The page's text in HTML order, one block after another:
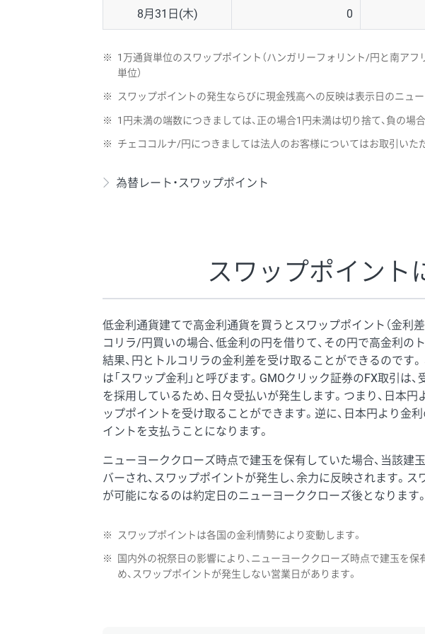
8月31日(木) 0
※
1万通貨単位のスワップポイント（ハンガリーフォリント/円と南ア
単位）
※ スワップポイントの発生ならびに現金残高への反映は表示日のニュ
※ 1円未満の端数につきましては、正の場合1円未満は切り捨て、負の場
※ チェココルナ/円につきましては法人のお客様についてはお取引いた
為替レート・スワップポイント
スワップポイント
低金利通貨建てで高金利通貨を買うとスワップポイント（金利
コリラ/円買いの場合、低金利の円を借りて、その円で高金利の
結果、円とトルコリラの金利差を受け取ることができるのです
は「スワップ金利」と呼びます。GMOクリック証券のFX取引は
を採用しているため、日々受払いが発生します。つまり、日本
ップポイントを受け取ることができます。逆に、日本円より金
イントを支払うことになります。
ニューヨーククローズ時点で建玉を保有していた場合、当該建
バーされ、スワップポイントが発生し、余力に反映されます。
が可能になるのは約定日のニューヨーククローズ後となります
※ スワップポイントは各国の金利情勢により変動します。
※
国内外の祝祭日の影響により、ニューヨーククローズ時点で建玉を
め、スワップポイントが発生しない営業日があります。